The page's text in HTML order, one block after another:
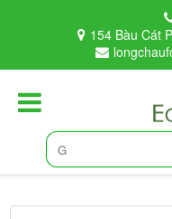
154 Bàu Cát